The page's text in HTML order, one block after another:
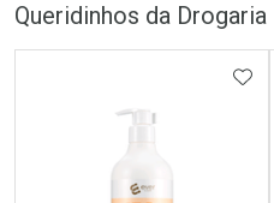
Queridinhos da Drogaria